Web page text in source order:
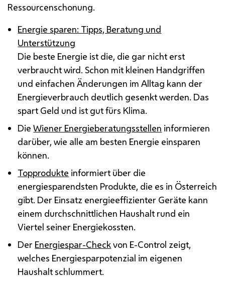
Ressourcenschonung.
Energie sparen: Tipps, Beratung und
Unterstützung
Die beste Energie ist die, die gar nicht erst
verbraucht wird. Schon mit kleinen Handgriffen
und einfachen Änderungen im Alltag kann der
Energieverbrauch deutlich gesenkt werden. Das
spart Geld und ist gut fürs Klima.
DieWiener Energieberatungsstellen informieren
darüber, wie alle am besten Energie einsparen
können.
Topprodukte informiert über die
energiesparendsten Produkte, die es in Österreich
gibt. Der Einsatz energieeffizienter Geräte kann
einem durchschnittlichen Haushalt rund ein
Viertel seiner Energiekossten.
Der Energiespar-Checkvon E-Control zeigt,
welches Energiesparpotenzial im eigenen
Haushalt schlummert.